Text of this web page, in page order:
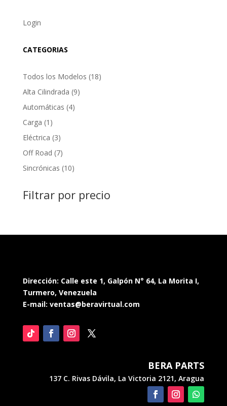
Login
CATEGORIAS
Todos los Modelos 1818
Alta Cilindrada 99
Automáticas 44
Carga 1 1
product
Eléctrica 33
products
Off Road 77
products
Sincrónicas 1010
Filtrar por precio
Dirección: Calle este 1, Galpón N° 64, La Morita I,
Turmero, Venezuela
E-mail: ventas@beravirtual.com
BERA PARTS
137 C. Rivas Dávila, La Victoria 2121, Aragua